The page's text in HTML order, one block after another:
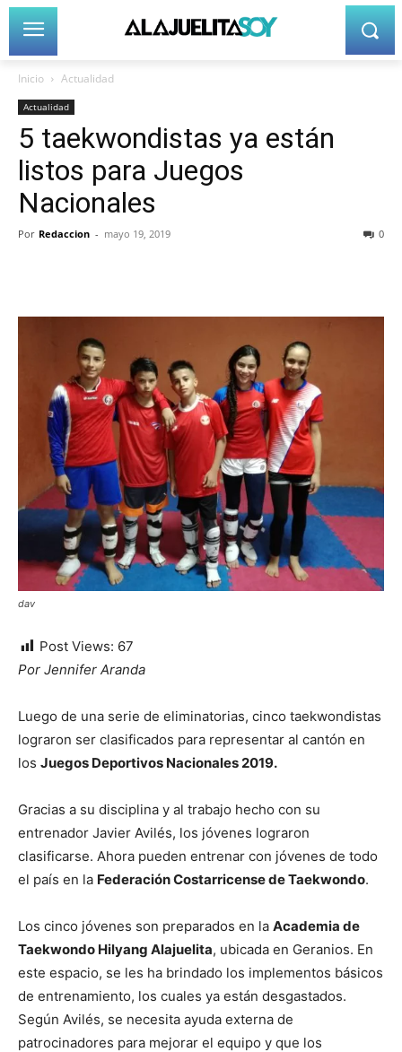
Inicio Actualidad
Actualidad
5 taekwondistas ya están
listos para Juegos
Nacionales
Por Redaccion - mayo 19, 2019 0
dav
Post Views: 67
Por Jennifer Aranda
Luego de una serie de eliminatorias, cinco taekwondistas
lograron ser clasificados para representar al cantón en
los Juegos Deportivos Nacionales 2019.
Gracias a su disciplina y al trabajo hecho con su
entrenador Javier Avilés, los jóvenes lograron
clasificarse. Ahora pueden entrenar con jóvenes de todo
el país en la Federación Costarricense de Taekwondo.
Los cinco jóvenes son preparados en la Academia de
Taekwondo Hilyang Alajuelita, ubicada en Geranios. En
este espacio, se les ha brindado los implementos básicos
de entrenamiento, los cuales ya están desgastados.
Según Avilés, se necesita ayuda externa de
patrocinadores para mejorar el equipo y que los